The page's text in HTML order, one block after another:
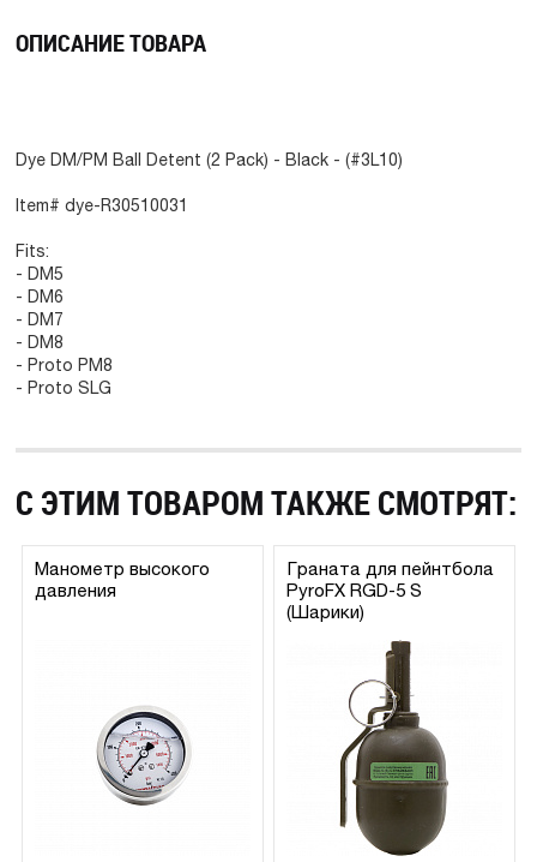
ОПИСАНИЕ ТОВАРА
Dye DM/PM Ball Detent (2 Pack) - Black - (#3L10)
Item# dye-R30510031
Fits:
- DM5
- DM6
- DM7
- DM8
- Proto PM8
- Proto SLG
С ЭТИМ ТОВАРОМ ТАКЖЕ СМОТРЯТ:
Манометр высокого
давления
Граната для пейнтбола
PyroFX RGD-5 S
(Шарики)